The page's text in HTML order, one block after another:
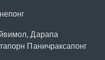
Дарапа
Паничраксапонг